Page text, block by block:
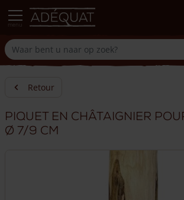
Retour
Piquet en châtaignier
Ø 7/9 cm